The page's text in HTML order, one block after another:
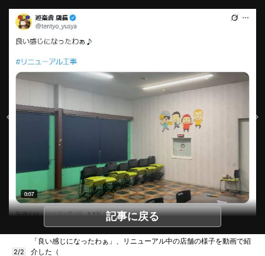
記事に戻る
2/2
「良い感じになったわぁ」、リニューアル中の店舗の様子を動画で紹
介した（